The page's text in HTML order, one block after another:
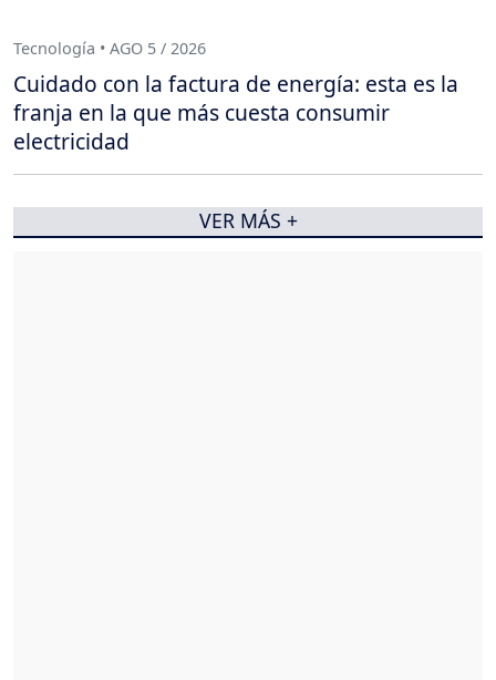
Tecnología • AGO 5 / 2026
Cuidado con la factura de energía: esta es la
franja en la que más cuesta consumir
electricidad
VER MÁS +